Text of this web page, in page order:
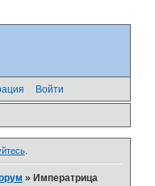
Войти
.
»Императрица